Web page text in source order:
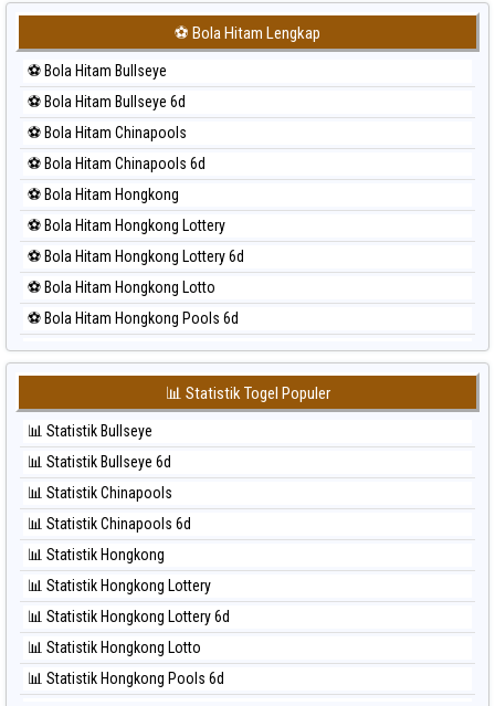
⚽ Bola Merah Japan 6d
⚽ Bola Merah Korea
⚽ Bola Merah Kuda Lari
⚽ Bola Merah Magnum Cambodia
⚽ Bola Merah Nagoya
⚽ Bola Merah North Carolina Day
⚽ Bola Merah Pcso
⚽ Bola Merah Sao Paulo
⚽ Bola Merah Singapore
⚽ Bola Merah Sydney
⚽ Bola Merah Sydney Lottery
⚽ Bola Merah Sydney Lottery 6d
⚽ Bola Merah Sydney Lotto
⚽ Bola Merah Sydney Pools 6d
⚽ Bola Merah Taipei
⚽ Bola Merah Taiwan
⚽ Bola Hitam Lengkap
⚽ Bola Hitam Bullseye
⚽ Bola Hitam Bullseye 6d
⚽ Bola Hitam Chinapools
⚽ Bola Hitam Chinapools 6d
⚽ Bola Hitam Hongkong
⚽ Bola Hitam Hongkong Lottery
⚽ Bola Hitam Hongkong Lottery 6d
⚽ Bola Hitam Hongkong Lotto
⚽ Bola Hitam Hongkong Pools 6d
⚽ Bola Hitam Japan
⚽ Bola Hitam Japan 6d
⚽ Bola Hitam Korea
⚽ Bola Hitam Kuda Lari
⚽ Bola Hitam Magnum Cambodia
⚽ Bola Hitam Nagoya
⚽ Bola Hitam North Carolina Day
⚽ Bola Hitam Pcso
⚽ Bola Hitam Sao Paulo
⚽ Bola Hitam Singapore
⚽ Bola Hitam Sydney
⚽ Bola Hitam Sydney Lottery
📊 Statistik Togel Populer
📊 Statistik Bullseye
📊 Statistik Bullseye 6d
📊 Statistik Chinapools
📊 Statistik Chinapools 6d
📊 Statistik Hongkong
📊 Statistik Hongkong Lottery
📊 Statistik Hongkong Lottery 6d
📊 Statistik Hongkong Lotto
📊 Statistik Hongkong Pools 6d